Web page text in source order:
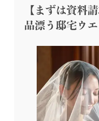
【まずは資料
品漂う邸宅ウ